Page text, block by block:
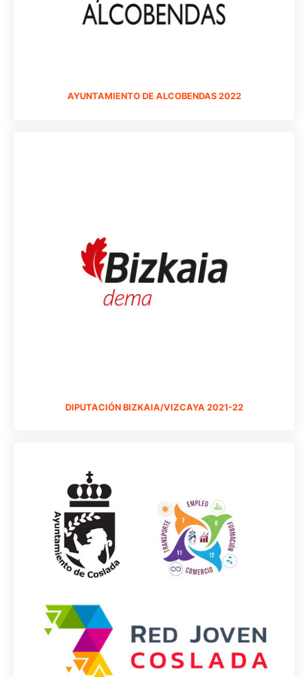
AYUNTAMIENTO DE ALCOBENDAS 2022
DIPUTACIÓN BIZKAIA/VIZCAYA 2021-22